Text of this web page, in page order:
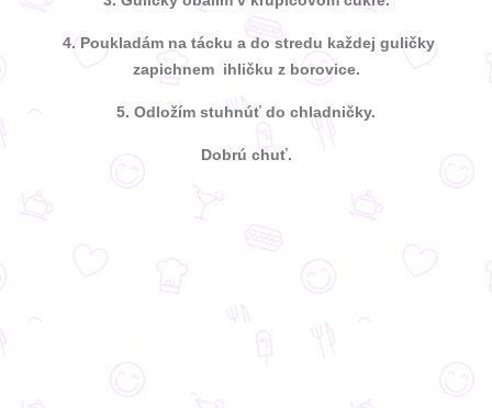
4. Poukladám na tácku a do stredu každej guličky
zapichnem ihličku z borovice.
5. Odložím stuhnúť do chladničky.
Dobrú chuť.